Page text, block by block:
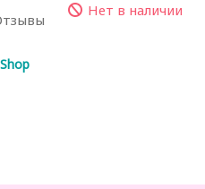
Нет в наличии